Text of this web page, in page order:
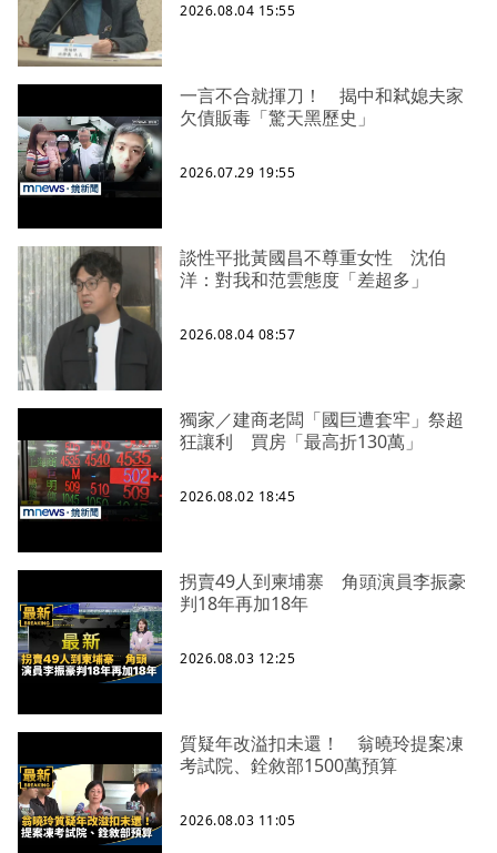
2026.08.04 15:55
一言不合就揮刀！ 揭中和弒媳夫家
欠債販毒「驚天黑歷史」
2026.07.29 19:55
談性平批黃國昌不尊重女性 沈伯
洋：對我和范雲態度「差超多」
2026.08.04 08:57
獨家／建商老闆「國巨遭套牢」祭超
狂讓利 買房「最高折130萬」
2026.08.02 18:45
拐賣49人到柬埔寨 角頭演員李振豪
判18年再加18年
2026.08.03 12:25
質疑年改溢扣未還！ 翁曉玲提案凍
考試院、銓敘部1500萬預算
2026.08.03 11:05